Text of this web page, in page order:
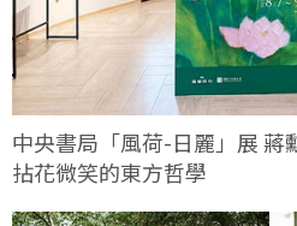
中央書局「風荷-日麗」展 蔣
拈花微笑的東方哲學